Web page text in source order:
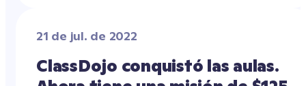
21 de jul. de 2022
ClassDojo conquistó las aulas.